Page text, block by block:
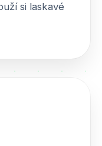
si laskavé